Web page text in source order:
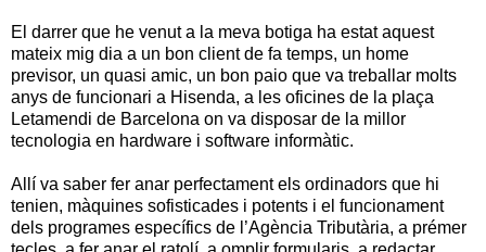
El darrer que he venut a la meva botiga ha estat aquest
mateix mig dia a un bon client de fa temps, un home
previsor, un quasi amic, un bon paio que va treballar molts
anys de funcionari a Hisenda, a les oficines de la plaça
Letamendi de Barcelona on va disposar de la millor
tecnologia en hardware i software informàtic.
Allí va saber fer anar perfectament els ordinadors que hi
tenien, màquines sofisticades i potents i el funcionament
dels programes específics de l’Agència Tributària, a prémer